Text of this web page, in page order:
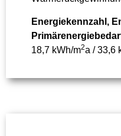
Energiekennzahl,
18,7 kWh/m2a / 33,6